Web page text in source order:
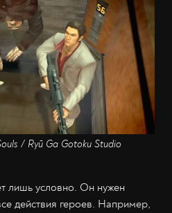
/ Ryū Ga Gotoku Studio
лишь условно. Он нужен
действия героев. Например,